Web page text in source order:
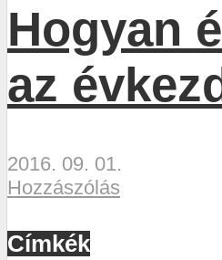
Hogyan
az
2016. 09. 01.
Hozzászólás
Címkék